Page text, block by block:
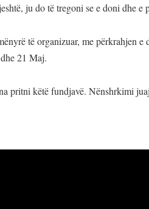
ju do të tregoni se e doni dhe
të organizuar, me përkrahjen e
21 Maj.
pritni këtë fundjavë. Nënshrkimi